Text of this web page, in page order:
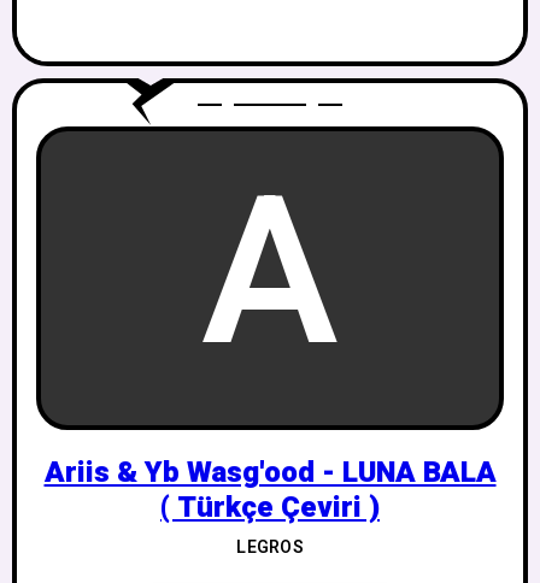
A
Ariis & Yb Wasg'ood - LUNA BALA
( Türkçe Çeviri )
LEGROS